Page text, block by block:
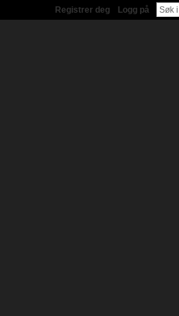
Registrer deg Logg på